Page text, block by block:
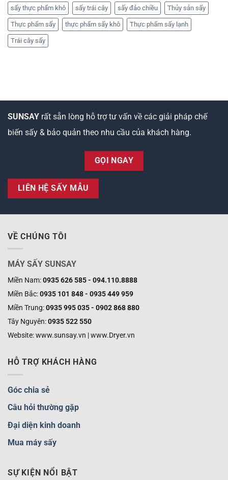
sấy thực phẩm khô sấy trái cây sấy đảo chiều Thủy sản sấy
Thực phẩm sấy thực phẩm sấy khô Thực phẩm sấy lạnh
Trái cây sấy
SUNSAY rất sẵn lòng hỗ trợ tư vấn về các giải pháp chế
biến sấy & bảo quản theo nhu cầu của khách hàng.
GỌI NGAY
LIÊN HỆ SẤY MẪU
VỀ CHÚNG TÔI
MÁY SẤY SUNSAY
Miền Nam:0935 626 585 - 094.110.8888
Miền Bắc:0935 101 848 - 0935 449 959
Miền Trung:0935 995 035 - 0902 868 880
Tây Nguyên:0935 522 550
Website: www.sunsay.vn | www.Dryer.vn
HỖ TRỢ KHÁCH HÀNG
Góc chia sẻ
Câu hỏi thường gặp
Đại diện kinh doanh
Mua máy sấy
SỰ KIỆN NỔI BẬT